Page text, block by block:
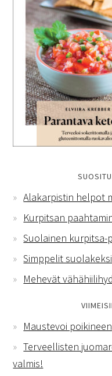
Alakarpistin helpot
Kurpitsan
Suolainen kurpitsa-
Simppelit
Mehevät
Maustevoi poikineen
Terveellisten
valmis!